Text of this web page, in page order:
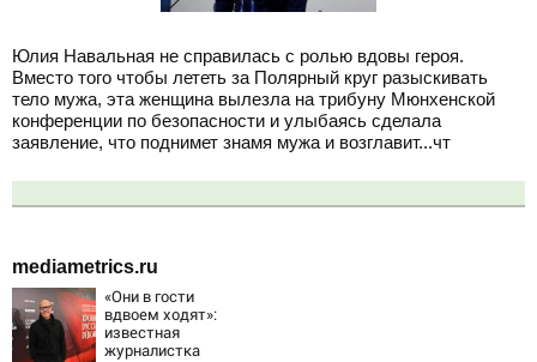
Юлия Навальная не справилась с ролью вдовы героя.
Вместо того чтобы лететь за Полярный круг разыскивать
тело мужа, эта женщина вылезла на трибуну Мюнхенской
конференции по безопасности и улыбаясь сделала
заявление, что поднимет знамя мужа и возглавит...чт
mediametrics.ru
«Они в гости
вдвоем ходят»:
известная
журналистка